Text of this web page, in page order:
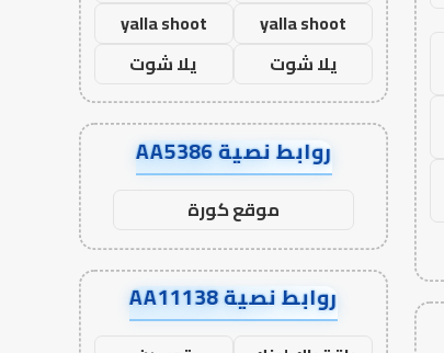
yalla shoot
yalla shoot
يلا شوت
يلا شوت
روابط نصية AA5386
موقع كورة
روابط نصية AA11138